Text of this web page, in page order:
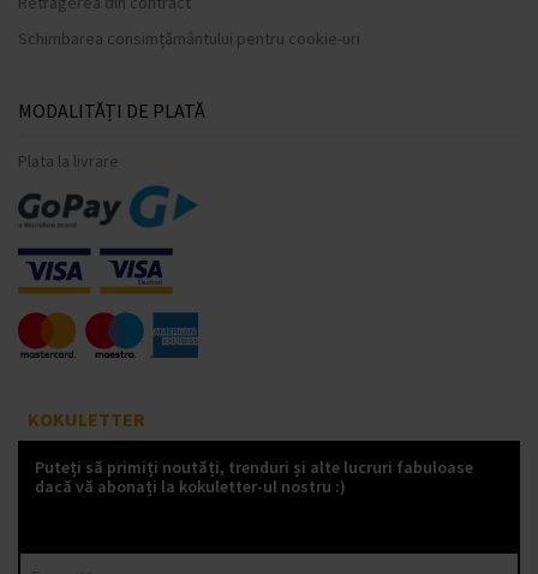
Schimbarea consimțământului pentru cookie-uri
MODALITĂȚI DE PLATĂ
Plata la livrare
KOKULETTER
Puteți să primiți noutăți, trenduri și alte lucruri fabuloase
dacă vă abonați la kokuletter-ul nostru :)